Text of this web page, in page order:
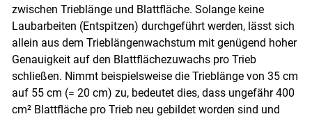
zwischen Trieblänge und Blattfläche. Solange keine
Laubarbeiten (Entspitzen) durchgeführt werden, lässt sich
allein aus dem Trieblängenwachstum mit genügend hoher
Genauigkeit auf den Blattflächezuwachs pro Trieb
schließen. Nimmt beispielsweise die Trieblänge von 35 cm
auf 55 cm (= 20 cm) zu, bedeutet dies, dass ungefähr 400
cm² Blattfläche pro Trieb neu gebildet worden sind und